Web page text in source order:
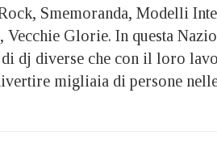
Smemoranda, Modelli
Glorie. In questa
dj diverse che con il loro
migliaia di persone